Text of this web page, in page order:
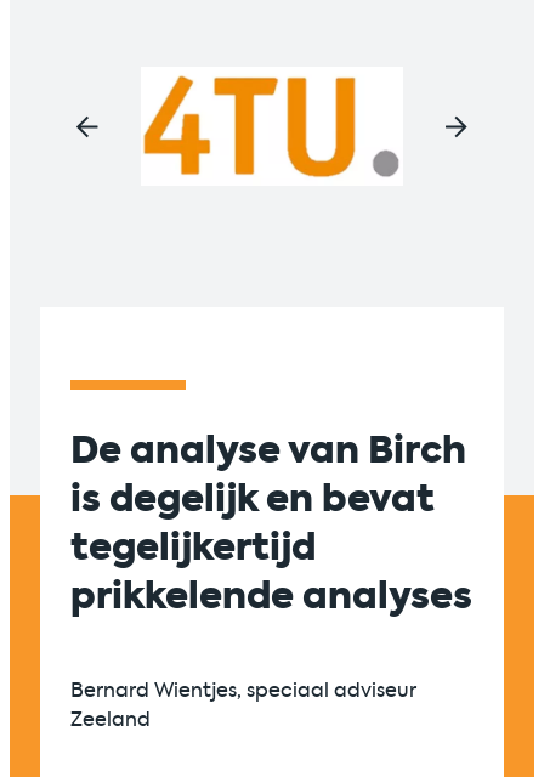
De analyse van Birch
is degelijk en bevat
tegelijkertijd
prikkelende analyses
Bernard Wientjes, speciaal adviseur
Zeeland